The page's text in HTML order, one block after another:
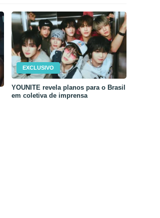
EXCLUSIVO
YOUNITE revela planos para o Brasil
em coletiva de imprensa